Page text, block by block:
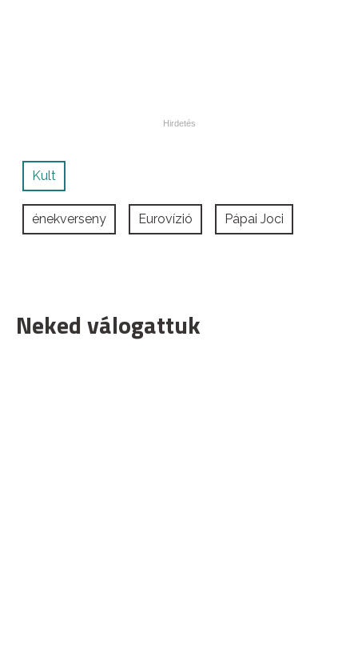
Kult
énekverseny Eurovízió Pápai Joci
Neked válogattuk